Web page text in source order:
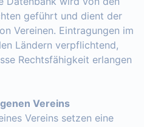
geführt und dient der
Vereinen. Eintragungen im
Ländern verpflichtend,
Rechtsfähigkeit erlangen
Vereins
Vereins setzen eine